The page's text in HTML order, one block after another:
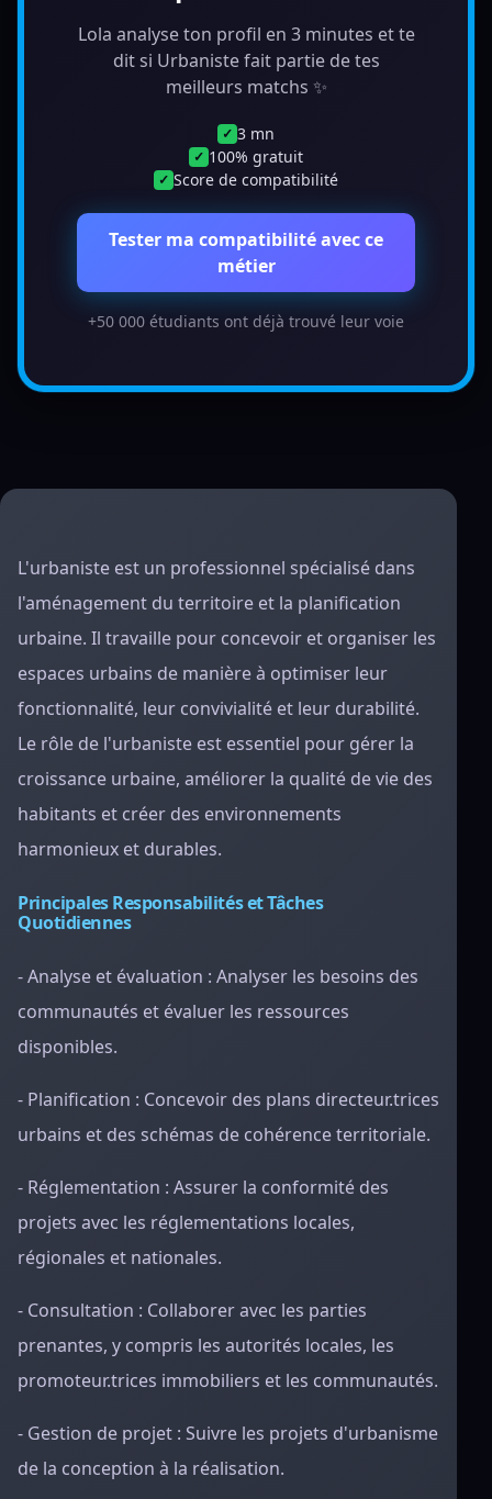
Lola analyse ton profil en 3 minutes et te
dit si Urbaniste fait partie de tes
meilleurs matchs ✨
✓ 3 mn
✓ 100% gratuit
✓ Score de compatibilité
Tester ma compatibilité avec ce
métier
+50 000 étudiants ont déjà trouvé leur voie
L'urbaniste est un professionnel spécialisé dans
l'aménagement du territoire et la planification
urbaine. Il travaille pour concevoir et organiser les
espaces urbains de manière à optimiser leur
fonctionnalité, leur convivialité et leur durabilité.
Le rôle de l'urbaniste est essentiel pour gérer la
croissance urbaine, améliorer la qualité de vie des
habitants et créer des environnements
harmonieux et durables.
Principales Responsabilités et Tâches
Quotidiennes
- Analyse et évaluation : Analyser les besoins des
communautés et évaluer les ressources
disponibles.
- Planification : Concevoir des plans directeur.trices
urbains et des schémas de cohérence territoriale.
- Réglementation : Assurer la conformité des
projets avec les réglementations locales,
régionales et nationales.
- Consultation : Collaborer avec les parties
prenantes, y compris les autorités locales, les
promoteur.trices immobiliers et les communautés.
- Gestion de projet : Suivre les projets d'urbanisme
de la conception à la réalisation.